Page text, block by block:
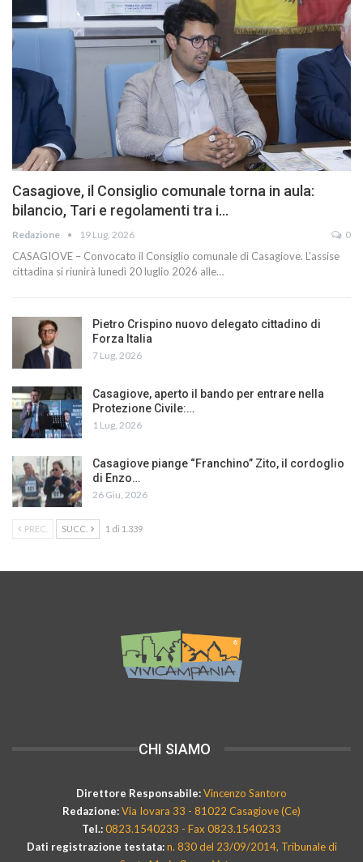
Casagiove, il Consiglio comunale torna in aula:
bilancio, Tari e regolamenti tra i…
Redazione 19 Lug, 2026 0
CASAGIOVE – Convocato il Consiglio comunale di Casagiove. L'assise
cittadina si riunirà lunedì 20 luglio 2026 alle…
Pietro Crispino nuovo delegato cittadino di
Forza Italia
7 Lug, 2026
Casagiove, aperto il bando per entrare nella
Protezione Civile:…
1 Lug, 2026
Casagiove piange “Franchino” Zito, il cordoglio
di Enzo…
26 Giu, 2026
PREC. SUCC. 1 di 1.339
CHI SIAMO
Direttore Responsabile:Vincenzo Santoro
Redazione:Via Iovara 33 - 81022 Casagiove (Ce)
Tel.:0823.1540233 - Fax 0823.1540233
Dati registrazione testata:n. 830 del 23/09/2014, Tribunale di